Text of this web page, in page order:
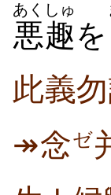
悪趣
あくしゅ
を
此義
↠念ゼ